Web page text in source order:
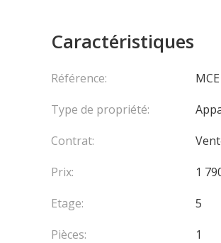
Caractéristiques
Référence:
Type de propriété:
Contrat:
Prix:
1
Etage:
5
Pièces:
1